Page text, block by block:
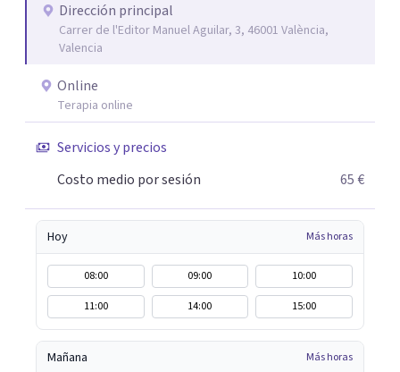
Dirección principal
Carrer de l'Editor Manuel Aguilar, 3, 46001 València,
Valencia
Online
Terapia online
Servicios y precios
Costo medio por sesión
65 €
Hoy Más horas
08:00 09:00
10:00
11:00
14:00 15:00
Mañana Más horas